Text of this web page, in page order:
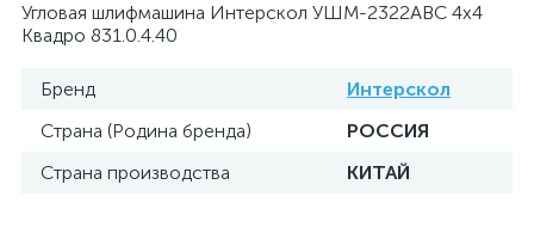
Угловая шлифмашина Интерскол УШМ-2322АВС 4х4
Квадро 831.0.4.40
Бренд
Интерскол
Страна (Родина бренда)
РОССИЯ
Страна производства
КИТАЙ